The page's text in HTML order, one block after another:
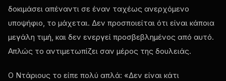
δοκιμάσει απέναντι σε έναν ταχέως ανερχόμενο
υποψήφιο, το μάχεται. Δεν προσποιείται ότι είναι κάποια
μεγάλη τιμή, και δεν ενεργεί προσβεβλημένος από αυτό.
Απλώς το αντιμετωπίζει σαν μέρος της δουλειάς.
Ο Ντάριους το είπε πολύ απλά: «Δεν είναι κάτι